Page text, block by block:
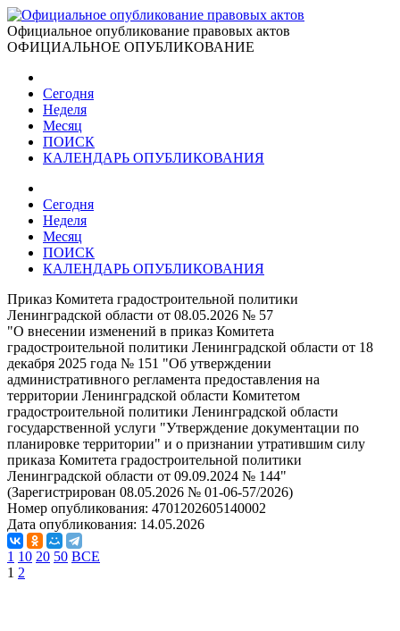
Официальное опубликование правовых актов
ОФИЦИАЛЬНОЕ ОПУБЛИКОВАНИЕ
Сегодня
Неделя
Месяц
ПОИСК
КАЛЕНДАРЬ ОПУБЛИКОВАНИЯ
Сегодня
Неделя
Месяц
ПОИСК
КАЛЕНДАРЬ ОПУБЛИКОВАНИЯ
Приказ Комитета градостроительной политики
Ленинградской области от 08.05.2026 № 57
"О внесении изменений в приказ Комитета
градостроительной политики Ленинградской области от 18
декабря 2025 года № 151 "Об утверждении
административного регламента предоставления на
территории Ленинградской области Комитетом
градостроительной политики Ленинградской области
государственной услуги "Утверждение документации по
планировке территории" и о признании утратившим силу
приказа Комитета градостроительной политики
Ленинградской области от 09.09.2024 № 144"
(Зарегистрирован 08.05.2026 № 01-06-57/2026)
Номер опубликования: 4701202605140002
Дата опубликования: 14.05.2026
1 10 20 50 ВСЕ
1 2